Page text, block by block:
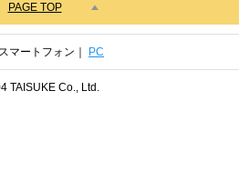
PAGE TOP
マートフォン｜ PC
TAISUKE Co., Ltd.